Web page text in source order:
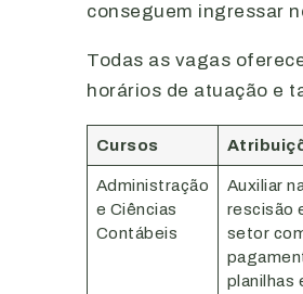
conseguem ingressar
Todas as vagas
horários de atuação e
Cursos
Administração
e Ciências
Contábeis
Auxiliar
rescisão
setor
planilhas